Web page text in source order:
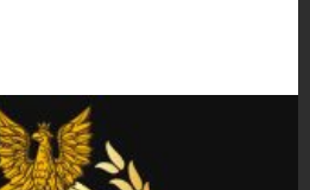
Projekty logo